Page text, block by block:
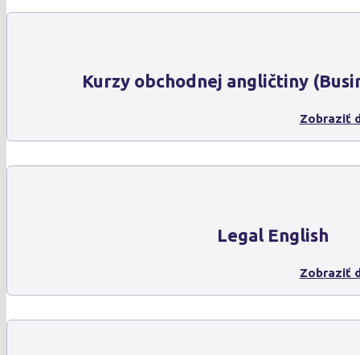
Kurzy obchodnej angličtiny
Zobraziť
Legal English
Zobraziť